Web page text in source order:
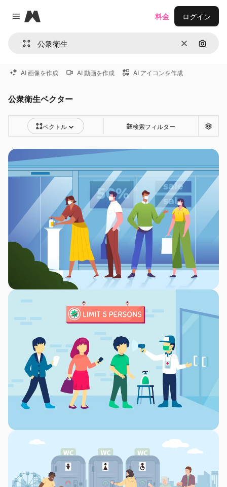
Close menu
Magnific
消去 画像で
料金 ログイン
AI 画像を作成 AI 動画を作成 AI アイコンを作成
公衆衛生ベクター
ベクトル 検索フィルター